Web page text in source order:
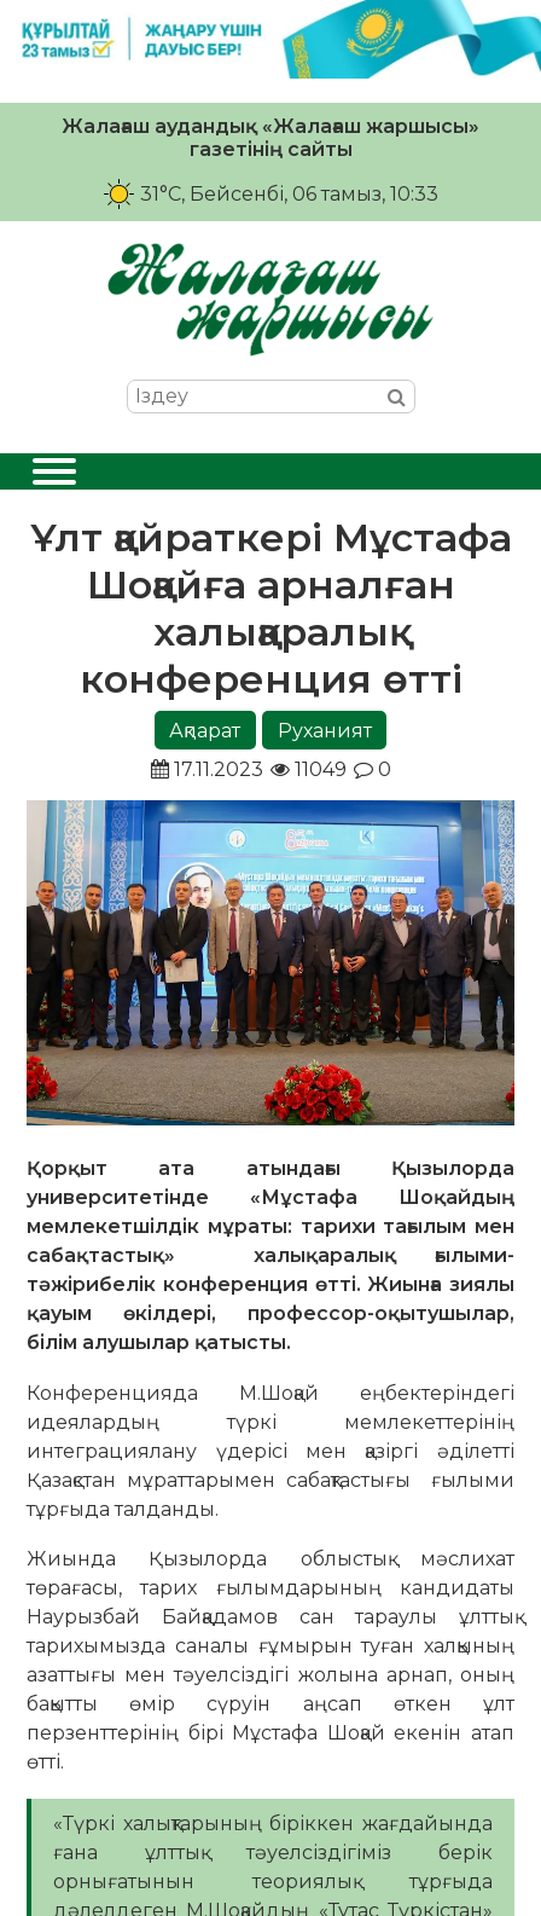
Жалағаш аудандық «Жалағаш жаршысы»
газетінің сайты
31°C, Бейсенбі, 06 тамыз, 10:33
Ұлт қайраткері Мұстафа
Шоқайға арналған
халықаралық
конференция өтті
Ақпарат
Руханият
17.11.2023
11049 0
Қорқыт ата атындағы Қызылорда
университетінде «Мұстафа Шоқайдың
мемлекетшілдік мұраты: тарихи тағылым мен
сабақтастық» халықаралық ғылыми-
тәжірибелік конференция өтті. Жиынға зиялы
қауым өкілдері, профессор-оқытушылар,
білім алушылар қатысты.
Конференцияда М.Шоқай еңбектеріндегі
идеялардың түркі мемлекеттерінің
интеграциялану үдерісі мен қазіргі әділетті
Қазақстан мұраттарымен сабақтастығы ғылыми
тұрғыда талданды.
Жиында Қызылорда облыстық мәслихат
төрағасы, тарих ғылымдарының кандидаты
Наурызбай Байқадамов сан тараулы ұлттық
тарихымызда саналы ғұмырын туған халқының
азаттығы мен тәуелсіздігі жолына арнап, оның
бақытты өмір сүруін аңсап өткен ұлт
перзенттерінің бірі Мұстафа Шоқай екенін атап
өтті.
«Түркі халықтарының біріккен жағдайында
ғана ұлттық тәуелсіздігіміз берік
орнығатынын теориялық тұрғыда
дәлелдеген М.Шоқайдың «Тұтас Түркістан»